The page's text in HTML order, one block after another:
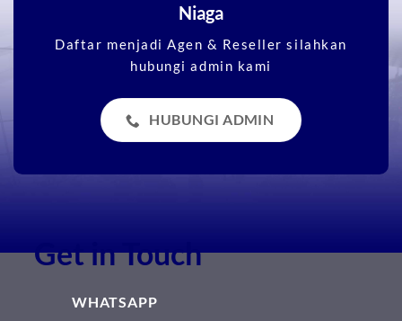
Niaga
Daftar menjadi Agen & Reseller silahkan
hubungi admin kami
HUBUNGI ADMIN
Get in Touch
WHATSAPP